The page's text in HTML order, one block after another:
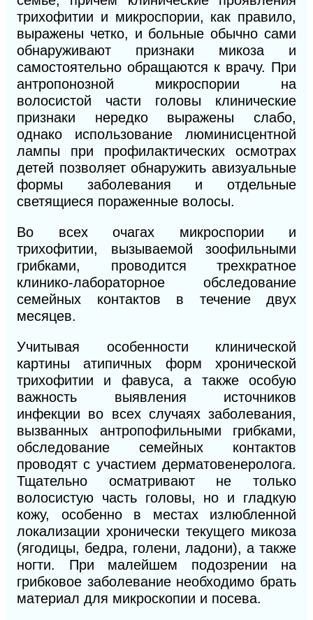
трихофитии и микроспории, как правило,
выражены четко, и больные обычно сами
обнаруживают признаки микоза и
самостоятельно обращаются к врачу. При
антропонозной микроспории на
волосистой части головы клинические
признаки нередко выражены слабо,
однако использование люминисцентной
лампы при профилактических осмотрах
детей позволяет обнаружить авизуальные
формы заболевания и отдельные
светящиеся пораженные волосы.
Во всех очагах микроспории и
трихофитии, вызываемой зоофильными
грибками, проводится трехкратное
клинико-лабораторное обследование
семейных контактов в течение двух
месяцев.
Учитывая особенности клинической
картины атипичных форм хронической
трихофитии и фавуса, а также особую
важность выявления источников
инфекции во всех случаях заболевания,
вызванных антропофильными грибками,
обследование семейных контактов
проводят с участием дерматовенеролога.
Тщательно осматривают не только
волосистую часть головы, но и гладкую
кожу, особенно в местах излюбленной
локализации хронически текущего микоза
(ягодицы, бедра, голени, ладони), а также
ногти. При малейшем подозрении на
грибковое заболевание необходимо брать
материал для микроскопии и посева.